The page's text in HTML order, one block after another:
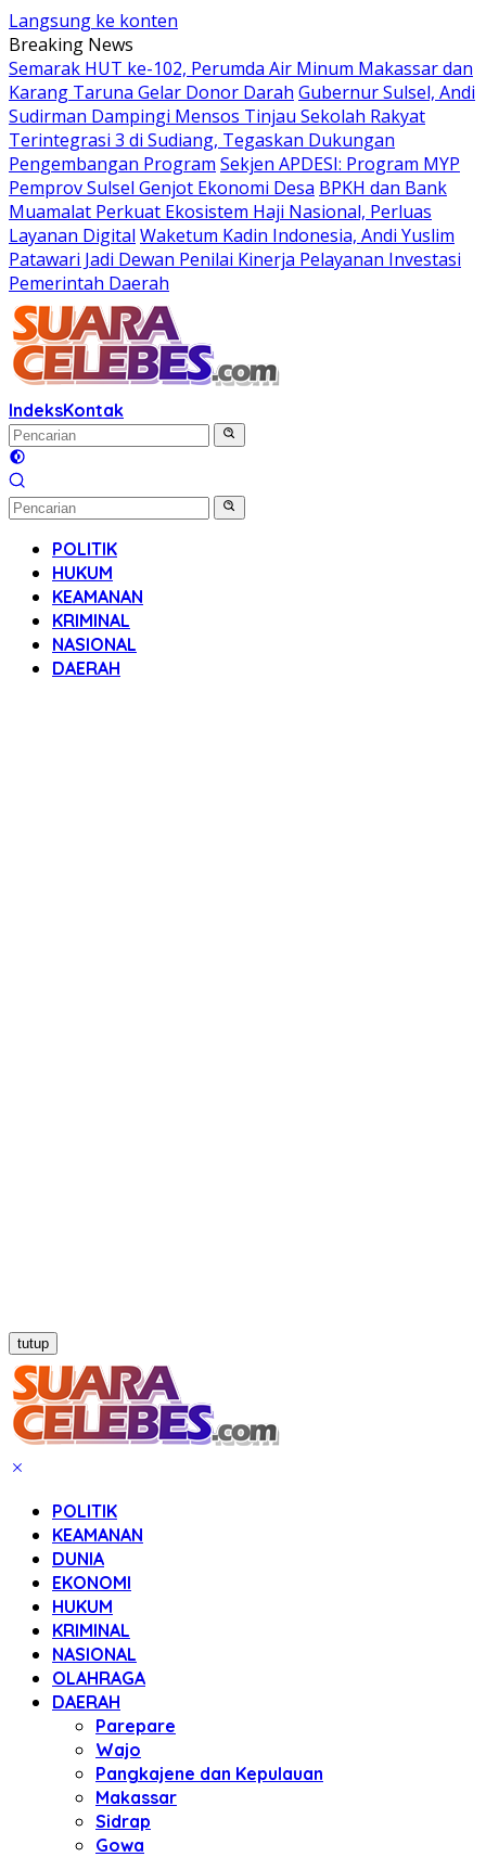
Langsung ke konten
Breaking News
Semarak HUT ke-102, Perumda Air Minum Makassar dan
Karang Taruna Gelar Donor Darah Gubernur Sulsel, Andi
Sudirman Dampingi Mensos Tinjau Sekolah Rakyat
Terintegrasi 3 di Sudiang, Tegaskan Dukungan
Pengembangan Program Sekjen APDESI: Program MYP
Pemprov Sulsel Genjot Ekonomi Desa BPKH dan Bank
Muamalat Perkuat Ekosistem Haji Nasional, Perluas
Layanan Digital Waketum Kadin Indonesia, Andi Yuslim
Patawari Jadi Dewan Penilai Kinerja Pelayanan Investasi
Pemerintah Daerah
IndeksKontak
POLITIK
HUKUM
KEAMANAN
KRIMINAL
NASIONAL
DAERAH
tutup
POLITIK
KEAMANAN
DUNIA
EKONOMI
HUKUM
KRIMINAL
NASIONAL
OLAHRAGA
DAERAH
Parepare
Wajo
Pangkajene dan Kepulauan
Makassar
Sidrap
Gowa